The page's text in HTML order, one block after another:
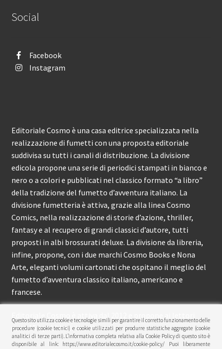
Social
Facebook
Instagram
Editoriale Cosmo è una casa editrice specializzata nella
realizzazione di fumetti con una proposta editoriale
suddivisa su tutti i canali di distribuzione. La divisione
edicola propone una serie di periodici stampati in bianco e
nero o a colori e pubblicati nel classico formato “a libro”
della tradizione del fumetto d’avventura italiano. La
divisione fumetteria è attiva, grazie alla linea Cosmo
Comics, nella realizzazione di storie d’azione, thriller,
fantasy e al recupero di grandi classici d’autore, tutti
proposti in albi brossurati deluxe. La divisione da libreria,
infine, propone, con i due marchi Cosmo Books e Nona
Arte, eleganti volumi cartonati che ospitano il meglio del
fumetto d’avventura classico italiano, americano e
francese.
Editoriale Cosmo è attiva dal 2012 e propone ai lettori
circa 150 pubblicazioni l’anno.
Questo sito utilizza cookie e tecnologie simili per garantire il corretto funzionamento delle
procedure (cookie tecnici) e cookie utilizzati per produrre statistiche aggregate (cookie
analitici di terze parti). L’informativa completa relativa alla Cookie Policy di questo sito è
disponibile al link: https://www.editorialecosmo.it/cookie-policy/ Puoi liberamente